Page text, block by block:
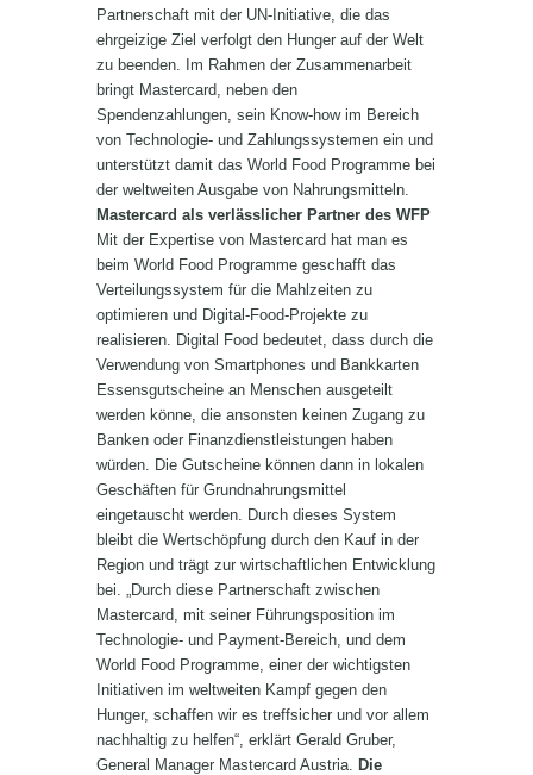
Partnerschaft mit der UN-Initiative, die das
ehrgeizige Ziel verfolgt den Hunger auf der Welt
zu beenden. Im Rahmen der Zusammenarbeit
bringt Mastercard, neben den
Spendenzahlungen, sein Know-how im Bereich
von Technologie- und Zahlungssystemen ein und
unterstützt damit das World Food Programme bei
der weltweiten Ausgabe von Nahrungsmitteln.
Mastercard als verlässlicher Partner des WFP
Mit der Expertise von Mastercard hat man es
beim World Food Programme geschafft das
Verteilungssystem für die Mahlzeiten zu
optimieren und Digital-Food-Projekte zu
realisieren. Digital Food bedeutet, dass durch die
Verwendung von Smartphones und Bankkarten
Essensgutscheine an Menschen ausgeteilt
werden könne, die ansonsten keinen Zugang zu
Banken oder Finanzdienstleistungen haben
würden. Die Gutscheine können dann in lokalen
Geschäften für Grundnahrungsmittel
eingetauscht werden. Durch dieses System
bleibt die Wertschöpfung durch den Kauf in der
Region und trägt zur wirtschaftlichen Entwicklung
bei. „Durch diese Partnerschaft zwischen
Mastercard, mit seiner Führungsposition im
Technologie- und Payment-Bereich, und dem
World Food Programme, einer der wichtigsten
Initiativen im weltweiten Kampf gegen den
Hunger, schaffen wir es treffsicher und vor allem
nachhaltig zu helfen“, erklärt Gerald Gruber,
General Manager Mastercard Austria. Die